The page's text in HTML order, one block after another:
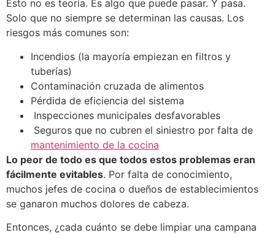
Esto no es teoría. Es algo que puede pasar. Y pasa.
Solo que no siempre se determinan las causas. Los
riesgos más comunes son:
Incendios (la mayoría empiezan en filtros y
tuberías)
Contaminación cruzada de alimentos
Pérdida de eficiencia del sistema
Inspecciones municipales desfavorables
Seguros que no cubren el siniestro por falta de
mantenimiento de la cocina
Lo peor de todo es que todos estos problemas eran
fácilmente evitables. Por falta de conocimiento,
muchos jefes de cocina o dueños de establecimientos
se ganaron muchos dolores de cabeza.
Entonces, ¿cada cuánto se debe limpiar una campana